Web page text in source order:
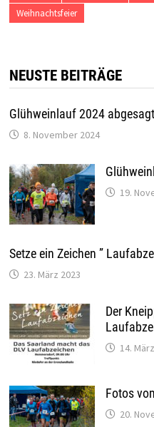
Weihnachtsfeier
NEUSTE BEITRÄGE
Glühweinlauf 2024 abgesagt
8. November 2024
19.
Setze ein Zeichen ”
23. März 2023
Der
14.
Fotos
20.